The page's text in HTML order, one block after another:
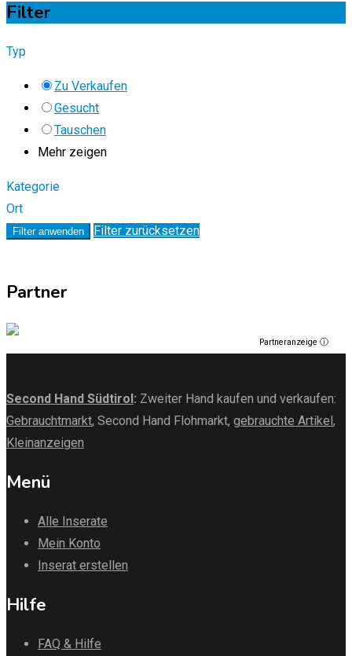
Filter
Typ
Zu Verkaufen
Gesucht
Tauschen
Mehr zeigen
Kategorie
Ort
Filter anwenden Filter zurücksetzen
Partner
Partneranzeige ⓘ
Second Hand Südtirol : Zweiter Hand kaufen und verkaufen:
Gebrauchtmarkt, Second Hand Flohmarkt, gebrauchte Artikel ,
Kleinanzeigen
Menü
Alle Inserate
Mein Konto
Inserat erstellen
Hilfe
FAQ & Hilfe